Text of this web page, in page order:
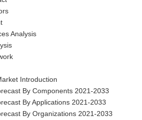
Analysis
Introduction
By Components 2021-2033
By Applications 2021-2033
By Organizations 2021-2033